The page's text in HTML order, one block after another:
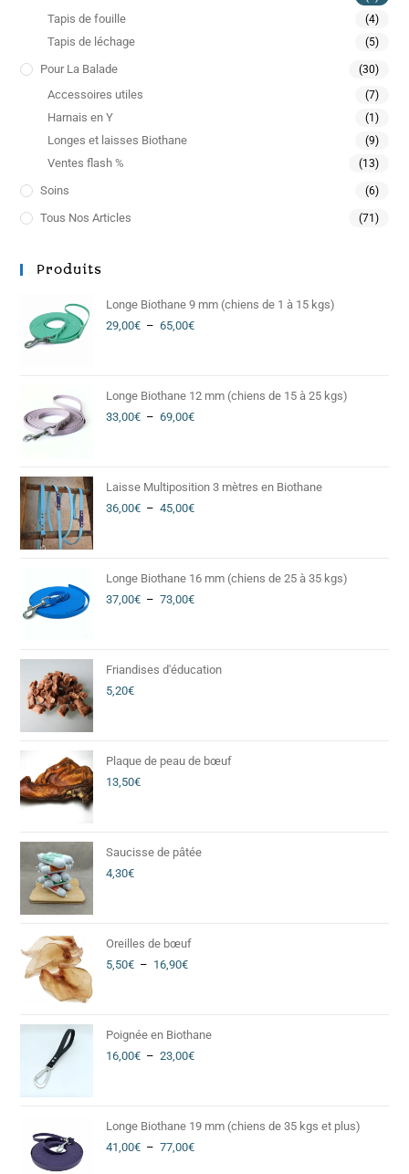
Tapis de fouille (4)
Tapis de léchage (5)
Pour La Balade (30)
Accessoires utiles (7)
Harnais en Y (1)
Longes et laisses Biothane (9)
Ventes flash % (13)
Soins (6)
Tous Nos Articles (71)
Produits
Longe Biothane 9 mm (chiens de 1 à 15 kgs)
29,00€ – 65,00€
Longe Biothane 12 mm (chiens de 15 à 25 kgs)
33,00€ – 69,00€
Laisse Multiposition 3 mètres en Biothane
36,00€ – 45,00€
Longe Biothane 16 mm (chiens de 25 à 35 kgs)
37,00€ – 73,00€
Friandises d'éducation
5,20€
Plaque de peau de bœuf
13,50€
Saucisse de pâtée
4,30€
Oreilles de bœuf
5,50€ – 16,90€
Poignée en Biothane
16,00€ – 23,00€
Longe Biothane 19 mm (chiens de 35 kgs et plus)
41,00€ – 77,00€